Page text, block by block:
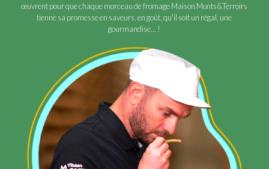
œuvrent pour que chaque morceau de fromage Maison Monts&Terroirs
tienne sa promesse en saveurs, en goût, qu'il soit un régal, une
gourmandise... !